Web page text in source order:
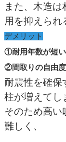
また、木造
用を抑えられ
デメリット
①耐用年数が短い
②間取りの自由
耐震性を確保
柱が増えてし
そのため高い
難しく、